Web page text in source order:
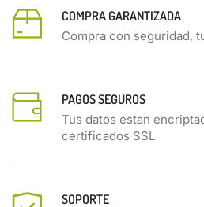
COMPRA GARANTIZADA
Compra con seguridad,
PAGOS SEGUROS
Tus datos estan
certificados SSL
SOPORTE